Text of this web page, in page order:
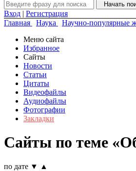
Вход | Регистрация
Главная
Наука Научно-популярные
Меню сайта
Избранное
Сайты
Новости
Статьи
Цитаты
Видеофайлы
Аудиофайлы
Фотографии
Закладки
Сайты по теме
по дате ▼
▲